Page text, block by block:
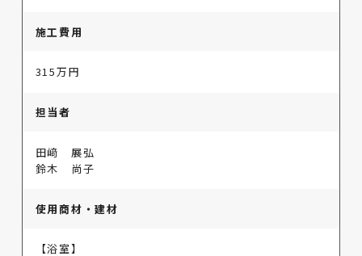
施工費用
315万円
担当者
田﨑 展弘
鈴木 尚子
使用商材・建材
【浴室】